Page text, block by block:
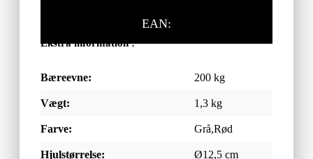
EAN:
Ekstra information :
Bæreevne: 200 kg
Vægt: 1,3 kg
Farve: Grå,Rød
Hjulstørrelse: Ø12,5 cm